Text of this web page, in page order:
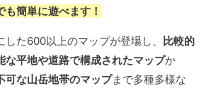
簡単に遊べます！
た600以上のマップが登場し、
比較的
な平地や道路で構成されたマップか
可な山岳地帯のマップまで多種多様な